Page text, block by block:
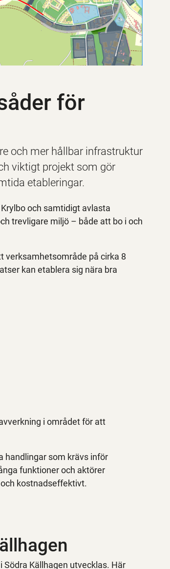
för
och mer hållbar infrastruktur
viktigt projekt som gör
etableringar.
och samtidigt avlasta
trevligare miljö – både att bo i och
verksamhetsområde på cirka 8
kan etablera sig nära bra
i området för att
handlingar som krävs inför
funktioner och aktörer
kostnadseffektivt.
Källhagen utvecklas. Här